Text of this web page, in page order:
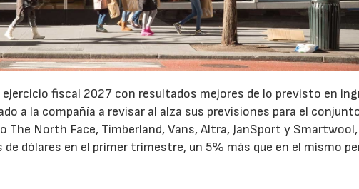
fiscal 2027 con resultados mejores de lo previsto en
a la compañía a revisar al alza sus previsiones para el
The North Face, Timberland, Vans, Altra, JanSport y
dólares en el primer trimestre, un 5% más que en el mismo